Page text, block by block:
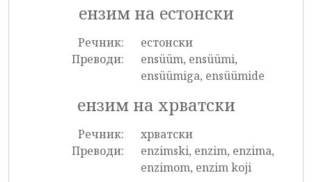
ензим на естонски
Речник:
естонски
Преводи:
ensüüm, ensüümi,
ensüümiga, ensüümide
ензим на хрватски
Речник:
хрватски
Преводи:
enzimski, enzim, enzima,
enzimom, enzim koji